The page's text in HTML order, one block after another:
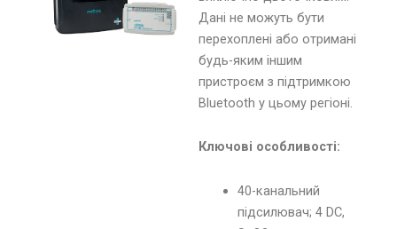
Дані не можуть бути
перехоплені або отримані
будь-яким іншим
пристроєм з підтримкою
Bluetooth у цьому регіоні.
Ключові особливості:
40-канальний
підсилювач; 4 DC,